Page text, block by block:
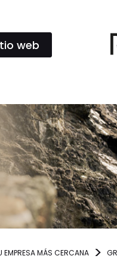
web
EMPRESA MÁS CERCANA